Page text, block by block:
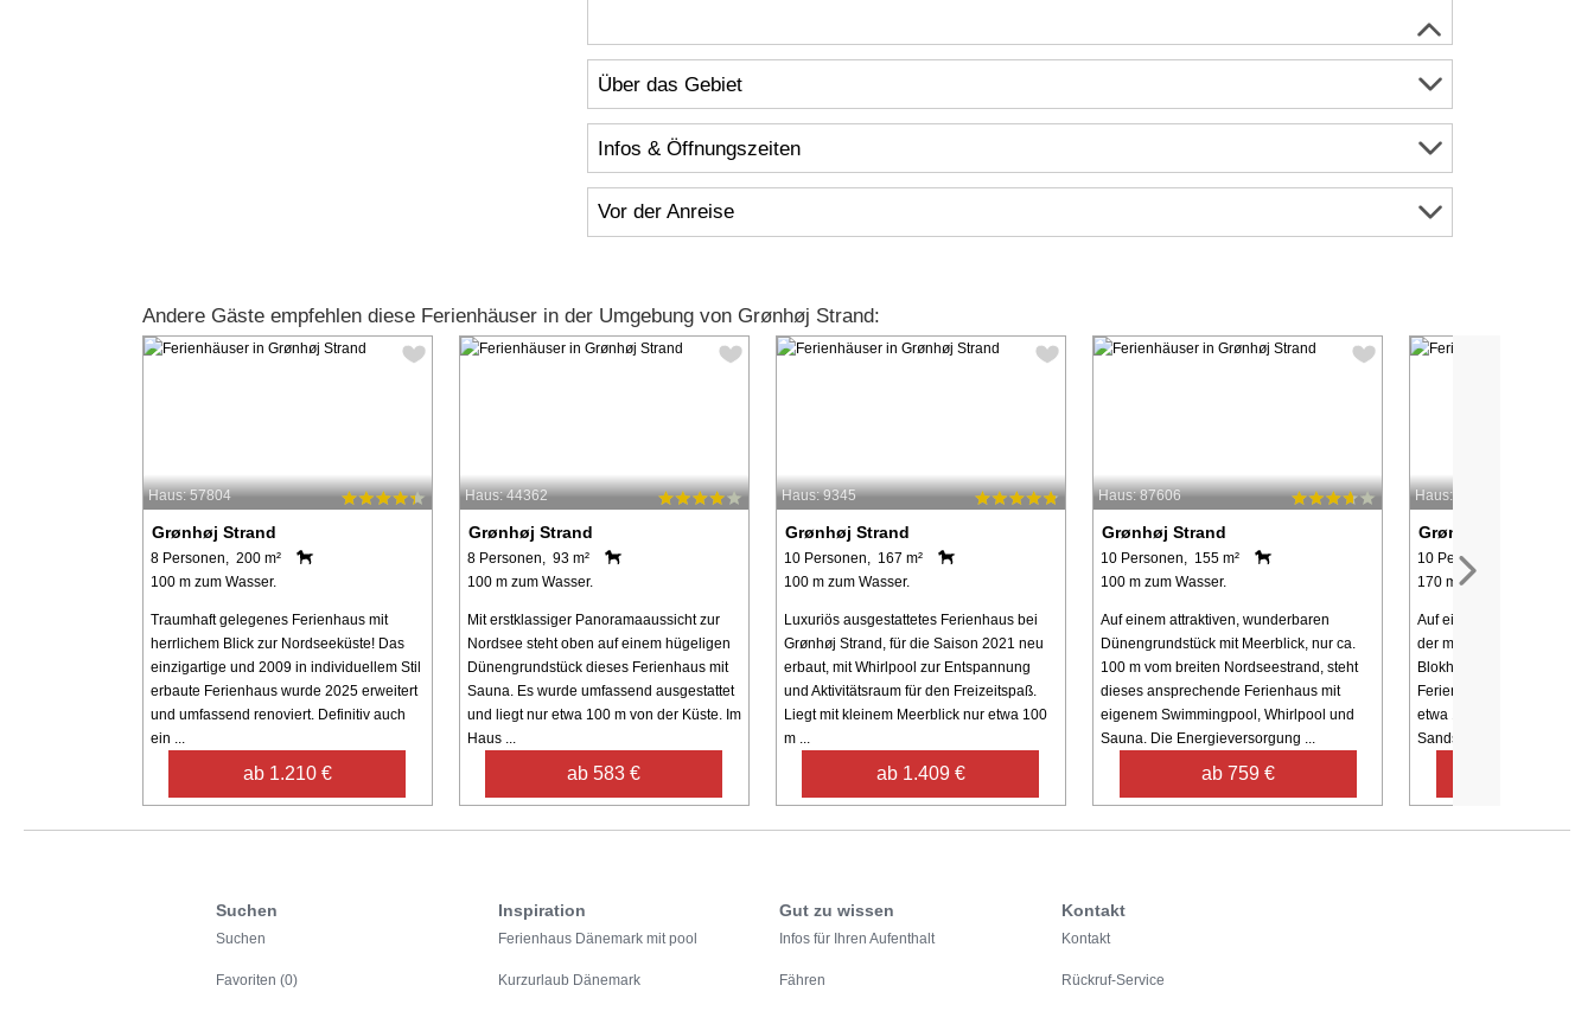
Über das Gebiet
Infos & Öffnungszeiten
Vor der Anreise
Andere Gäste empfehlen diese Ferienhäuser in der Umgebung von Grønhøj Strand:
Haus: 57804
Grønhøj Strand
8 Personen, 200 m²
100 m zum Wasser.
Traumhaft gelegenes Ferienhaus mit
herrlichem Blick zur Nordseeküste! Das
einzigartige und 2009 in individuellem Stil
erbaute Ferienhaus wurde 2025 erweitert
und umfassend renoviert. Definitiv auch
ein ...
ab 1.210 €
Haus: 44362
Grønhøj Strand
8 Personen, 93 m²
100 m zum Wasser.
Mit erstklassiger Panoramaaussicht zur
Nordsee steht oben auf einem hügeligen
Dünengrundstück dieses Ferienhaus mit
Sauna. Es wurde umfassend ausgestattet
und liegt nur etwa 100 m von der Küste. Im
Haus ...
ab 583 €
Haus: 9345
Grønhøj Strand
10 Personen, 167 m²
100 m zum Wasser.
Luxuriös ausgestattetes Ferienhaus bei
Grønhøj Strand, für die Saison 2021 neu
erbaut, mit Whirlpool zur Entspannung
und Aktivitätsraum für den Freizeitspaß.
Liegt mit kleinem Meerblick nur etwa 100
m ...
ab 1.409 €
Haus: 87606
Grønhøj Strand
10 Personen, 155 m²
100 m zum Wasser.
Auf einem attraktiven, wunderbaren
Dünengrundstück mit Meerblick, nur ca.
100 m vom breiten Nordseestrand, steht
dieses ansprechende Ferienhaus mit
eigenem Swimmingpool, Whirlpool und
Sauna. Die Energieversorgung ...
ab 759 €
Haus: 48786
Grønhøj Strand
10 Personen, 150 m²
170 m zum Wasser.
Auf einem schönen
der malerischen Gegend
Blokhus und Løkken liegt
Ferienhaus mit Whirlpool
etwa 170 m von einem der
Sandstrände Dänemarks,
Suchen
Suchen
Favoriten (0)
Inspiration
Ferienhaus Dänemark mit pool
Kurzurlaub Dänemark
Gut zu wissen
Infos für Ihren Aufenthalt
Fähren
Kontakt
Kontakt
Rückruf-Service